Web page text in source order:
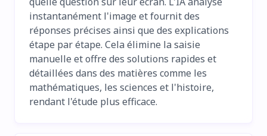
instantanément l'image et fournit des
réponses précises ainsi que des explications
étape par étape. Cela élimine la saisie
manuelle et offre des solutions rapides et
détaillées dans des matières comme les
mathématiques, les sciences et l'histoire,
rendant l'étude plus efficace.